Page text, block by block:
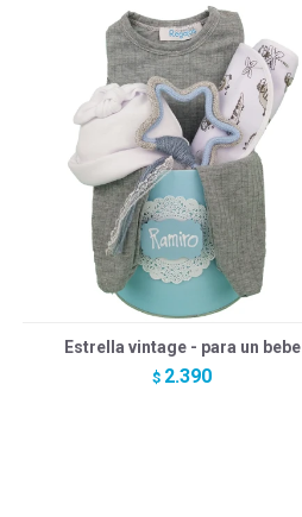
Estrella vintage - para un bebe
$ 2.390